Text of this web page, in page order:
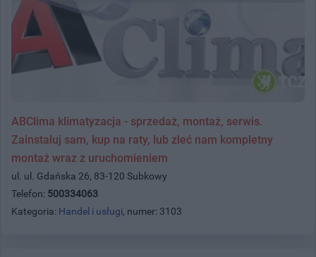
ABClima klimatyzacja - sprzedaż, montaż, serwis.
Zainstaluj sam, kup na raty, lub zleć nam kompletny
montaż wraz z uruchomieniem
ul. ul. Gdańska 26, 83-120 Subkowy
Telefon: 500334063
Kategoria: Handel i usługi, numer: 3103